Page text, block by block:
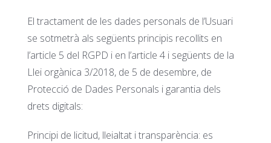
El tractament de les dades personals de l’Usuari
se sotmetrà als següents principis recollits en
l’article 5 del RGPD i en l’article 4 i següents de la
Llei orgànica 3/2018, de 5 de desembre, de
Protecció de Dades Personals i garantia dels
drets digitals:
Principi de licitud, lleialtat i transparència: es